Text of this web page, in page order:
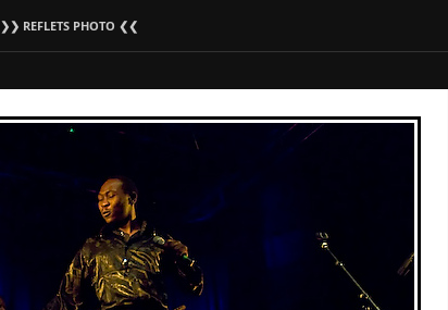
❯❯ REFLETS PHOTO ❮❮